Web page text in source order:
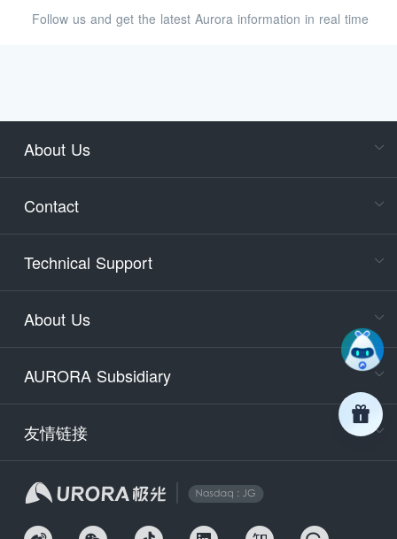
Follow us and get the latest Aurora information in real time
About Us
Contact
Technical Support
About Us
AURORA Subsidiary
友情链接
days)
9:30-
Email